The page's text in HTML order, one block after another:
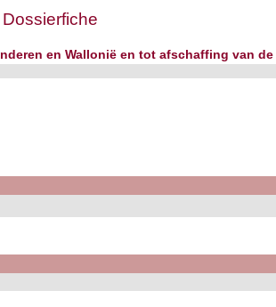
Dossierfiche
en Wallonië en tot afschaffing van